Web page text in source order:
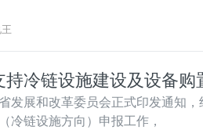
冷链设施建设及设备购
发展和改革委员会正式印发通知，
冷链设施方向）申报工作，